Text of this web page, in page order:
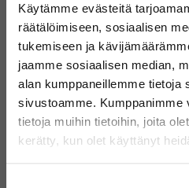
Käytämme evästeitä
räätälöimiseen, sosiaalisen
tukemiseen ja
jaamme sosiaalisen median,
alan kumppaneillemme tietoja
sivustoamme. Kumppanimme
tietoja muihin tietoihin, joita
kerätty, kun olet käyttänyt
ETUKAMERAN
MEGAPIKSELIT
7
ETUKAMERA MAX.
TALLENNUSTILA
3840
TURVAOMINAISUUDET
TURVAOMINAISUUDET
FACE-
TURVAOMINAISUUDET
APPLE
Sisältyykö takuu kaikkiin
Kuinka vanhoja laitteet
Miten tukipalvelunne
Tervetuloa Inregon